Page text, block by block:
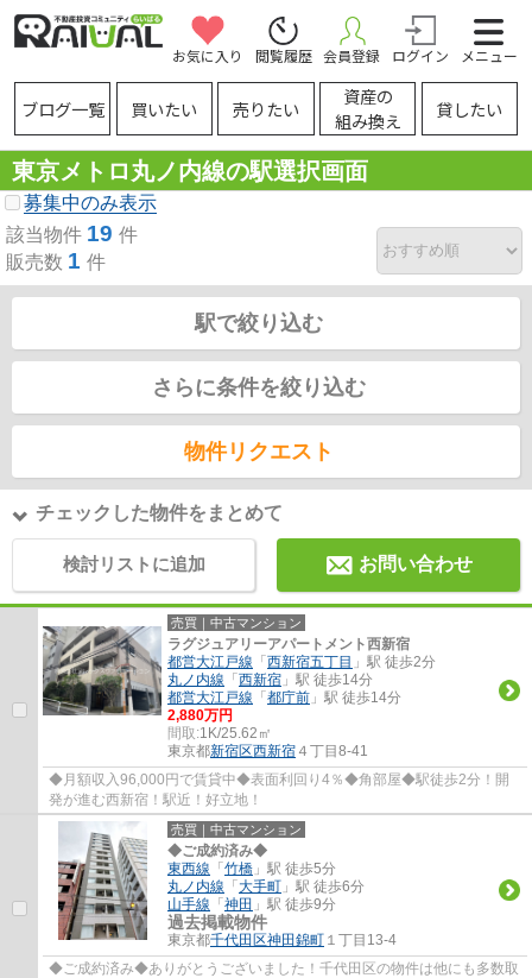
お気に入り 閲覧履歴 会員登録 ログイン メニュー
ブログ一覧 買いたい 売りたい
資産の
組み換え
貸したい
東京メトロ丸ノ内線の駅選択画面
募集中のみ表示
該当物件 19 件
販売数 1 件
駅で絞り込む
さらに条件を絞り込む
物件リクエスト
チェックした物件をまとめて
検討リストに追加 お問い合わせ
売買｜中古マンション
ラグジュアリーアパートメント西新宿
都営大江戸線 「西新宿五丁目 」駅 徒歩2分
丸ノ内線 「西新宿 」駅 徒歩14分
都営大江戸線 「都庁前 」駅 徒歩14分
2,880万円
間取:1K/25.62㎡
東京都新宿区西新宿 ４丁目8-41
◆月額収入96,000円で賃貸中◆表面利回り4％◆角部屋◆駅徒歩2分！開
発が進む西新宿！駅近！好立地！
売買｜中古マンション
◆ご成約済み◆
東西線 「竹橋 」駅 徒歩5分
丸ノ内線 「大手町 」駅 徒歩6分
山手線 「神田 」駅 徒歩9分
過去掲載物件
東京都千代田区神田錦町 １丁目13-4
◆ご成約済み◆ありがとうございました！千代田区の物件は他にも多数取